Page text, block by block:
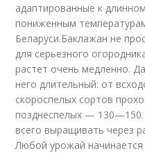
адаптированные к
пониженным
Беларуси.Баклажан не
для серьезного
растет очень медленно.
него длительный: от
скороспелых сортов
позднеспелых —
всего выращивать через
Любой урожай